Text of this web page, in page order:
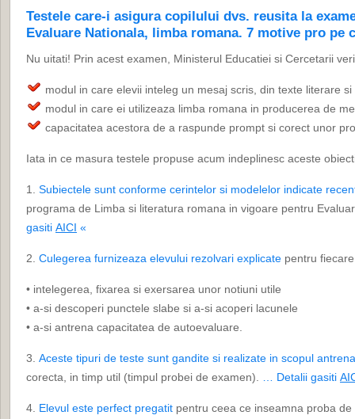
Testele care-i asigura copilului dvs. reusita la
Evaluare Nationala, limba romana. 7 motive pro pe
Nu uitati! Prin acest examen, Ministerul Educatiei si Cercetarii
modul in care elevii inteleg un mesaj scris, din texte literare
modul in care ei utilizeaza limba romana in producerea de
capacitatea acestora de a raspunde prompt si corect unor
Iata in ce masura testele propuse acum indeplinesc aceste
1. Subiectele sunt conforme cerintelor si modelelor indicate
programa de Limba si literatura romana in vigoare pentru
gasiti AICI «
2. Culegerea furnizeaza elevului rezolvari explicate pentru
• intelegerea, fixarea si exersarea unor notiuni utile
• a-si descoperi punctele slabe si a-si acoperi lacunele
• a-si antrena capacitatea de autoevaluare.
3. Aceste tipuri de teste sunt gandite si realizate in scopul
corecta, in timp util (timpul probei de examen).
… Detalii gasiti
4. Elevul este perfect pregatit pentru ceea ce inseamna proba